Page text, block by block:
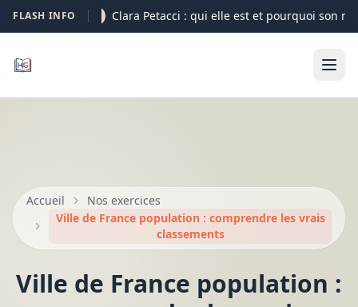
FLASH INFO07-08 Clara Petacci : qui elle est et pourquoi son
Accueil
Nos exercices
Ville de France population : comprendre les vrais
classements
Ville de France population :